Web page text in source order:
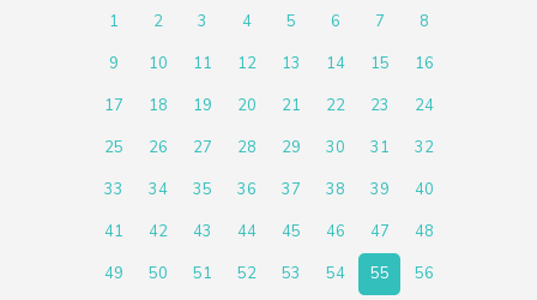
1 2 3 4 5 6 7
8
9
10 11 12 13 14 15
16
17
18 19 20 21 22 23
24
25
26 27 28 29 30 31
32
33
34 35 36 37 38 39
40
41
42 43 44 45 46 47
48
49
50 51 52 53 54 55 56